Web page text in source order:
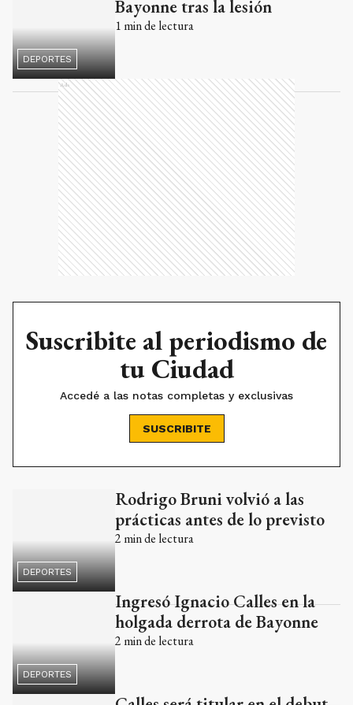
DEPORTES
Bayonne tras la lesión
1 min de lectura
Ads
tu Ciudad
Accedé a las notas completas y exclusivas
SUSCRIBITE
prácticas antes de lo previsto
2min de lectura
2 min de lectura
2min de lectura